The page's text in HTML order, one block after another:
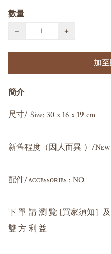
數量
−
+
加
簡介
尺寸/ Size: 30 x 16 x 19 cm
新舊程度（因人而異 ）/Nᴇᴡ
配件/ᴀᴄᴄᴇssᴏʀɪᴇs : NO
下 單 請 瀏 覽 [買家須知］
雙 方 利 益